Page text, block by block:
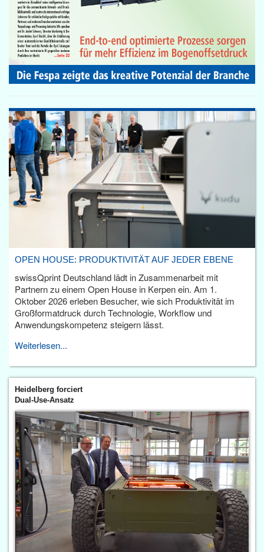
OPEN HOUSE: PRODUKTIVITÄT AUF JEDER EBENE
swissQprint Deutschland lädt in Zusammenarbeit mit
Partnern zu einem Open House in Kerpen ein. Am 1.
Oktober 2026 erleben Besucher, wie sich Produktivität im
Großformatdruck durch Technologie, Workflow und
Anwendungskompetenz steigern lässt.
Weiterlesen...
Heidelberg forciert
Dual-Use-Ansatz